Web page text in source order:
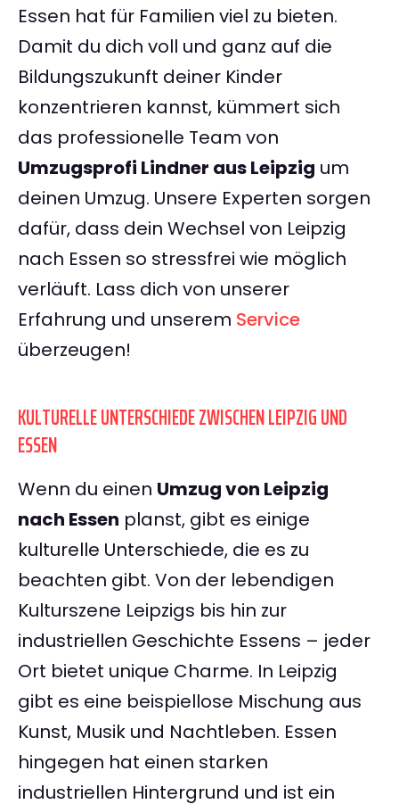
Essen hat für Familien viel zu bieten.
Damit du dich voll und ganz auf die
Bildungszukunft deiner Kinder
konzentrieren kannst, kümmert sich
das professionelle Team von
Umzugsprofi Lindner aus Leipzig um
deinen Umzug. Unsere Experten sorgen
dafür, dass dein Wechsel von Leipzig
nach Essen so stressfrei wie möglich
verläuft. Lass dich von unserer
Erfahrung und unserem Service
überzeugen!
KULTURELLE UNTERSCHIEDE ZWISCHEN LEIPZIG UND
ESSEN
Wenn du einen Umzug von Leipzig
nach Essen planst, gibt es einige
kulturelle Unterschiede, die es zu
beachten gibt. Von der lebendigen
Kulturszene Leipzigs bis hin zur
industriellen Geschichte Essens – jeder
Ort bietet unique Charme. In Leipzig
gibt es eine beispiellose Mischung aus
Kunst, Musik und Nachtleben. Essen
hingegen hat einen starken
industriellen Hintergrund und ist ein